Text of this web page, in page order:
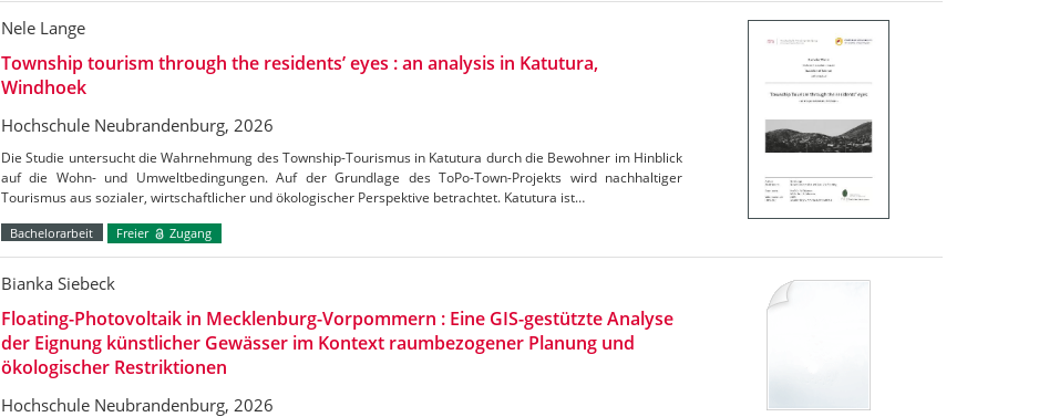
Nele Lange
Township tourism through the residents’ eyes : an analysis in Katutura,
Windhoek
Hochschule Neubrandenburg, 2026
Die Studie untersucht die Wahrnehmung des Township-Tourismus in Katutura durch die Bewohner im Hinblick
auf die Wohn- und Umweltbedingungen. Auf der Grundlage des ToPo-Town-Projekts wird nachhaltiger
Tourismus aus sozialer, wirtschaftlicher und ökologischer Perspektive betrachtet. Katutura ist…
Bachelorarbeit Freier Zugang
Bianka Siebeck
Floating-Photovoltaik in Mecklenburg-Vorpommern : Eine GIS-gestützte Analyse
der Eignung künstlicher Gewässer im Kontext raumbezogener Planung und
ökologischer Restriktionen
Hochschule Neubrandenburg, 2026